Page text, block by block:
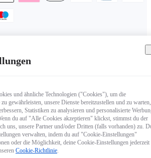
All rights reserved.
und ähnliche Technologien ("Cookies"), um die
gewährleisten, unsere Dienste bereitzustellen und zu warten,
Statistiken zu analysieren und personalisierte
du auf "Alle Cookies akzeptieren" klickst, stimmst du der
uns, unsere Partner und/oder Dritten (falls vorhanden) zu.
verwalten, indem du auf "Cookie-Einstellungen"
oder die Möglichkeit, deine Cookie-Einstellungen jederzeit
Cookie-Richtlinie.